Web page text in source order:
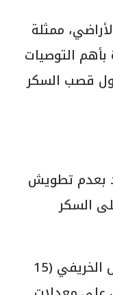
ممثلة
التوصيات
قصب السكر
بعدم تطويش
السكر
2- الانتهاء من زراعة مرتب الغرس الخريفي (15